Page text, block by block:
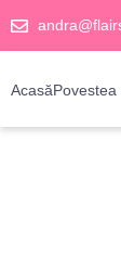
AcasăPovestea